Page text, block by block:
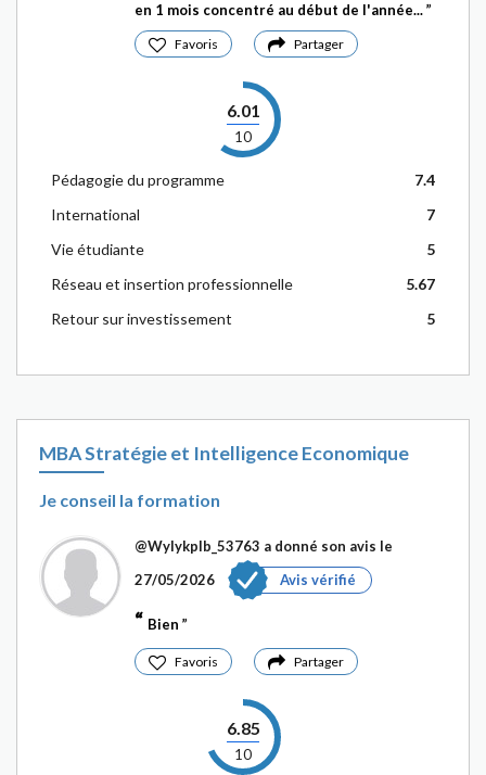
en 1 mois concentré au début de l'année...
Favoris Partager
6.01
10
Pédagogie du programme
7.4
International
7
Vie étudiante
5
Réseau et insertion professionnelle
5.67
Retour sur investissement
5
MBA Stratégie et Intelligence Economique
Je conseil la formation
@Wylykplb_53763 a donné son avis le
27/05/2026
Avis vérifié
Bien
Favoris Partager
6.85
10